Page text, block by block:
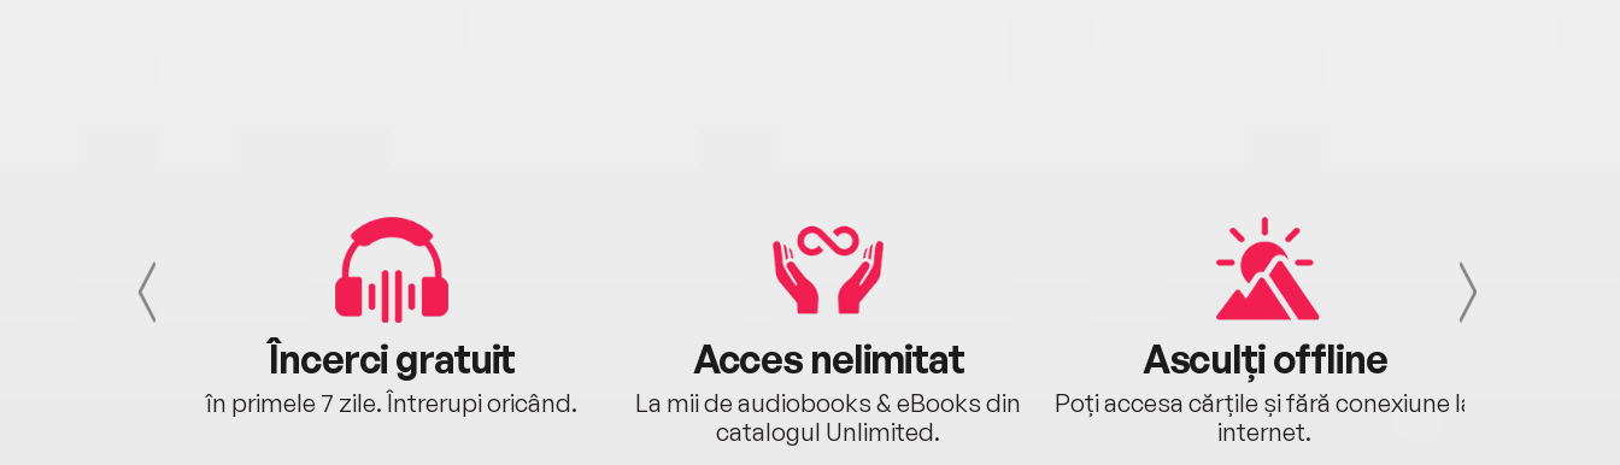
Încerci gratuit
în primele 7 zile. Întrerupi oricând.
Acces nelimitat
La mii de audiobooks & eBooks din
catalogul Unlimited.
Asculți offline
Poți accesa cărțile și fără conexiune la
internet.